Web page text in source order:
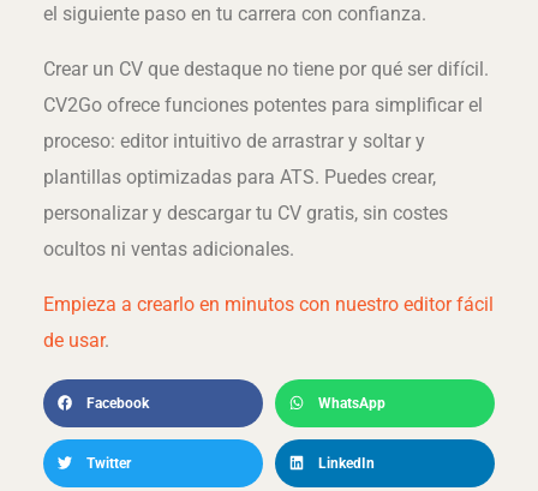
el siguiente paso en tu carrera con confianza.
Crear un CV que destaque no tiene por qué ser difícil.
CV2Go ofrece funciones potentes para simplificar el
proceso: editor intuitivo de arrastrar y soltar y
plantillas optimizadas para ATS. Puedes crear,
personalizar y descargar tu CV gratis, sin costes
ocultos ni ventas adicionales.
Empieza a crearlo en minutos con nuestro editor fácil
de usar.
Facebook WhatsApp
Twitter LinkedIn